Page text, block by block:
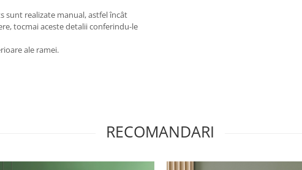
sunt realizate manual, astfel încât
tocmai aceste detalii conferindu-le
ale ramei.
RECOMANDARI